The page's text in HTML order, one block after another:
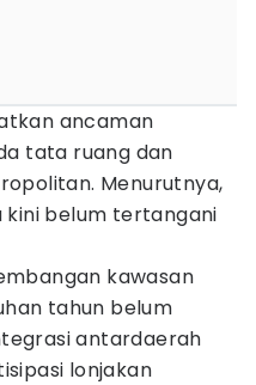
ancaman
tata ruang dan
Menurutnya,
belum tertangani
kawasan
tahun belum
antardaerah
lonjakan